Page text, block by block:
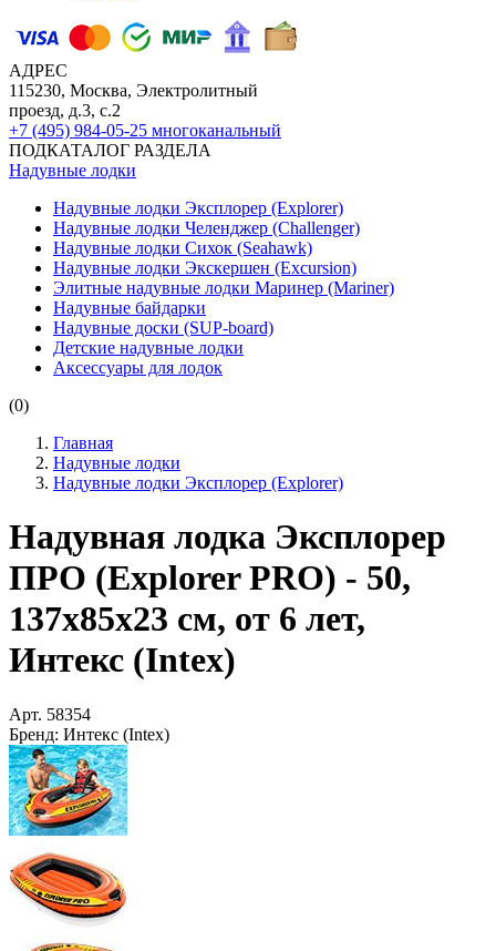
АДРЕС
115230, Москва, Электролитный
проезд, д.3, с.2
+7 (495) 984-05-25 многоканальный
ПОДКАТАЛОГ РАЗДЕЛА
Надувные лодки
Надувные лодки Эксплорер (Explorer)
Надувные лодки Челенджер (Challenger)
Надувные лодки Сихок (Seahawk)
Надувные лодки Экскершен (Excursion)
Элитные надувные лодки Маринер (Mariner)
Надувные байдарки
Надувные доски (SUP-board)
Детские надувные лодки
Аксессуары для лодок
(0)
Главная
Надувные лодки
Надувные лодки Эксплорер (Explorer)
Надувная лодка Эксплорер
ПРО (Explorer PRO) - 50,
137х85х23 см, от 6 лет,
Интекс (Intex)
Арт. 58354
Бренд: Интекс (Intex)